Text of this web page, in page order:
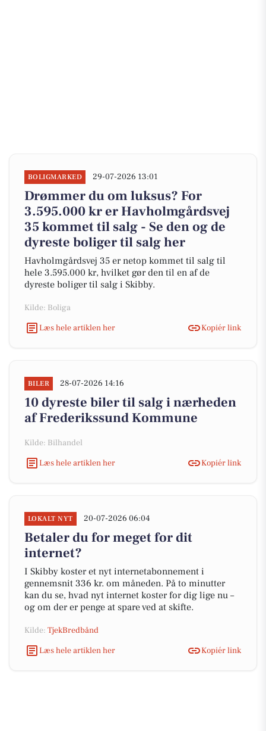
BOLIGMARKED 29-07-2026 13:01
Drømmer du om luksus? For
3.595.000 kr er Havholmgårdsvej
35 kommet til salg - Se den og de
dyreste boliger til salg her
Havholmgårdsvej 35 er netop kommet til salg til
hele 3.595.000 kr, hvilket gør den til en af de
dyreste boliger til salg i Skibby.
Kilde: Boliga
Læs hele artiklen her
Kopiér link
BILER 28-07-2026 14:16
10 dyreste biler til salg i nærheden
af Frederikssund Kommune
Kilde: Bilhandel
Læs hele artiklen her
Kopiér link
LOKALT NYT 20-07-2026 06:04
Betaler du for meget for dit
internet?
I Skibby koster et nyt internetabonnement i
gennemsnit 336 kr. om måneden. På to minutter
kan du se, hvad nyt internet koster for dig lige nu –
og om der er penge at spare ved at skifte.
Kilde: TjekBredbånd
Læs hele artiklen her
Kopiér link